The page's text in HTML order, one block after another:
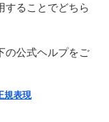
することでどちら
の公式ヘルプをご
規表現